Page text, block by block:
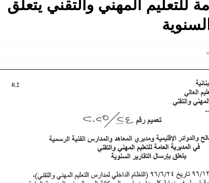
و بيانات
المهني والتقني للعام 2026 الدورة الاولى
في عدد من المعاهد والمدارس الفنية الرسمية والخاصة
اعلان عن دورة تدريبية عليا يجريها المعهد الوطني للادارة
للتعليم المهني والتقني يتعلق